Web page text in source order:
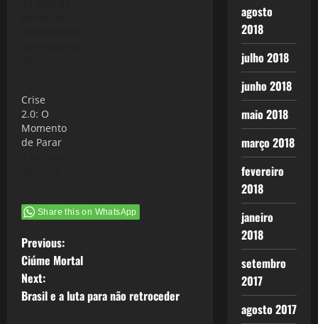
Crise 2.0 tem
este efeito:a
visão
pendular: no
como o
apresentado
Mundial,
presidida
pelo
economista
Robert
Crise
2.0: O
Momento
de Parar
Share this on WhatsApp
P
o
s
Previous:
Ciúme Mortal
Next:
Brasil e a luta para não retroceder
agosto
2018
julho 2018
junho 2018
maio 2018
março 2018
fevereiro
2018
janeiro
2018
setembro
2017
agosto 2017